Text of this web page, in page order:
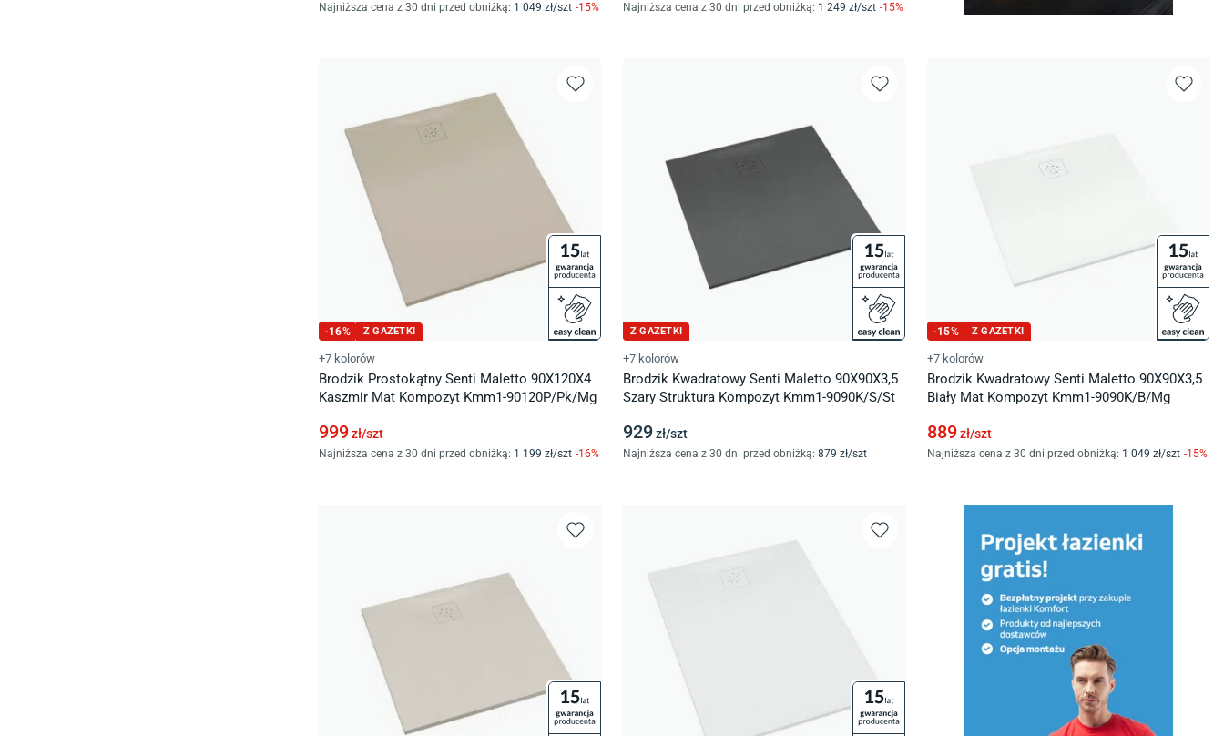
Najniższa cena z 30 dni przed obniżką: 1 049 zł/szt -15% Najniższa cena z 30 dni przed obniżką: 1 249 zł/szt -15%
-16% Z GAZETKI
+7 kolorów
Brodzik Prostokątny Senti Maletto 90X120X4
Kaszmir Mat Kompozyt Kmm1-90120P/Pk/Mg
999zł/szt
Najniższa cena z 30 dni przed obniżką: 1 199 zł/szt -16%
Z GAZETKI
+7 kolorów
Brodzik Kwadratowy Senti Maletto 90X90X3,5
Szary Struktura Kompozyt Kmm1-9090K/S/St
929zł/szt
Najniższa cena z 30 dni przed obniżką: 879 zł/szt
-15% Z GAZETKI
+7 kolorów
Brodzik Kwadratowy Senti Maletto 90X90X3,5
Biały Mat Kompozyt Kmm1-9090K/B/Mg
889zł/szt
Najniższa cena z 30 dni przed obniżką: 1 049 zł/szt -15%